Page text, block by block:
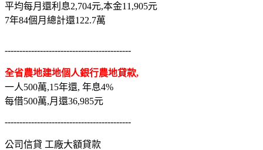
平均每月還利息2,704元,本金11,905元
7年84個月總計還122.7萬
-------------------------------------------
全省農地建地個人銀行農地貸款,
一人500萬,15年還, 年息4%
每借500萬,月還36,985元
-------------------------------------------
公司信貸 工廠大額貸款